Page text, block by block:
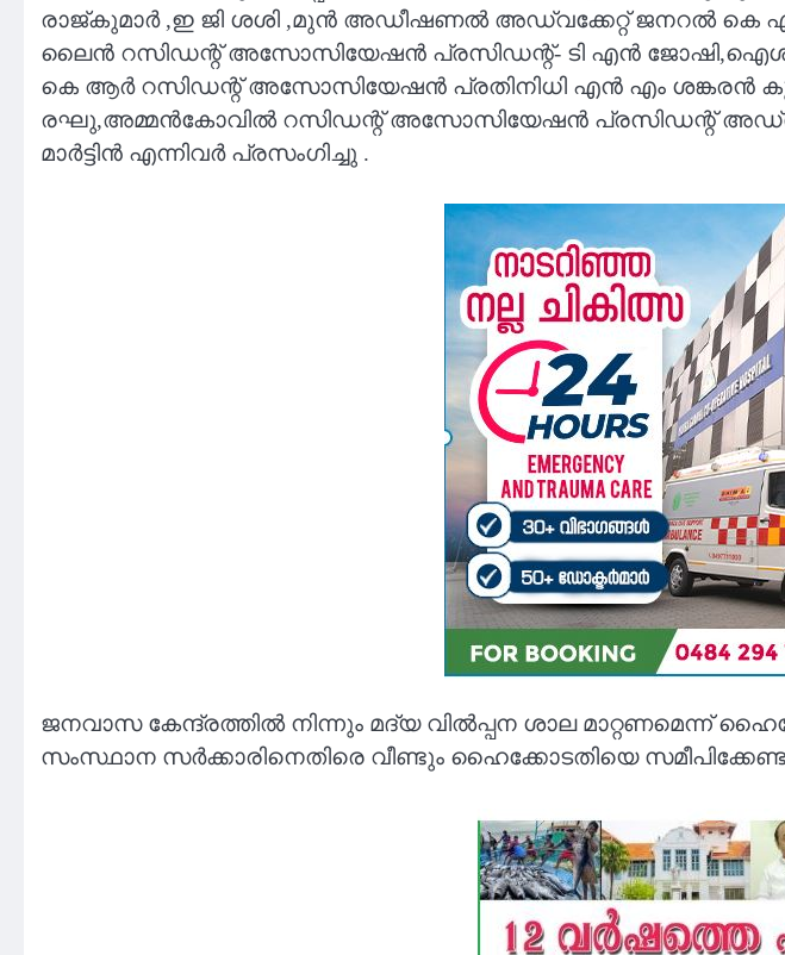
രാജ്‌കുമാർ ,ഇ ജി ശശി ,മുൻ അഡീഷണൽ അഡ്വക്കേറ്റ് ജനറൽ
ലൈൻ റസിഡന്റ് അസോസിയേഷൻ പ്രസിഡന്റ്- ടി എൻ
കെ ആർ റസിഡന്റ് അസോസിയേഷൻ പ്രതിനിധി എൻ എം ശങ്കരൻ
രഘു,അമ്മൻകോവിൽ റസിഡന്റ് അസോസിയേഷൻ പ്രസിഡന്റ്
മാർട്ടിൻ എന്നിവർ പ്രസംഗിച്ചു .
ജനവാസ കേന്ദ്രത്തിൽ നിന്നും മദ്യ വിൽപ്പന ശാല മാറ്റണമെന്ന്
സംസ്ഥാന സർക്കാരിനെതിരെ വീണ്ടും ഹൈക്കോടതിയെ